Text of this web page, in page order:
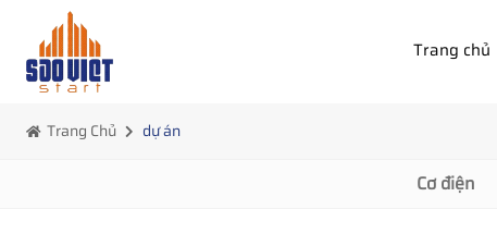
Trang chủ
Trang Chủ dự án
Cơ điện